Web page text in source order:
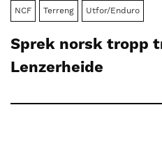
NCF Terreng Utfor/Enduro
Sprek norsk tropp
Lenzerheide